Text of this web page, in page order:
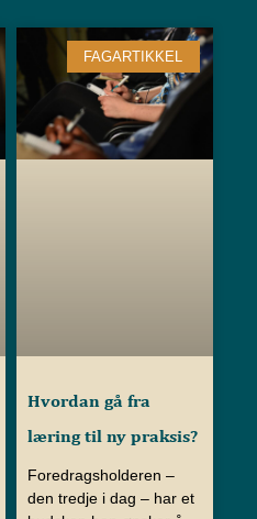
FAGARTIKKEL
Hvordan gå fra
læring til ny praksis?
Foredragsholderen –
den tredje i dag – har et